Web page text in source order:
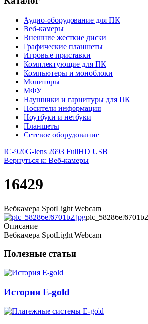
Аудио-оборудование для ПК
Веб-камеры
Внешние жесткие диски
Графические планшеты
Игровые приставки
Комплектующие для ПК
Компьютеры и моноблоки
Мониторы
МФУ
Наушники и гарнитуры для ПК
Носители информации
Ноутбуки и нетбуки
Планшеты
Сетевое оборудование
IC-920G-lens 2693 FullHD USB
Вернуться к: Веб-камеры
16429
Вебкамера SpotLight Webcam
Описание
Вебкамера SpotLight Webcam
Полезные статьи
История E-gold